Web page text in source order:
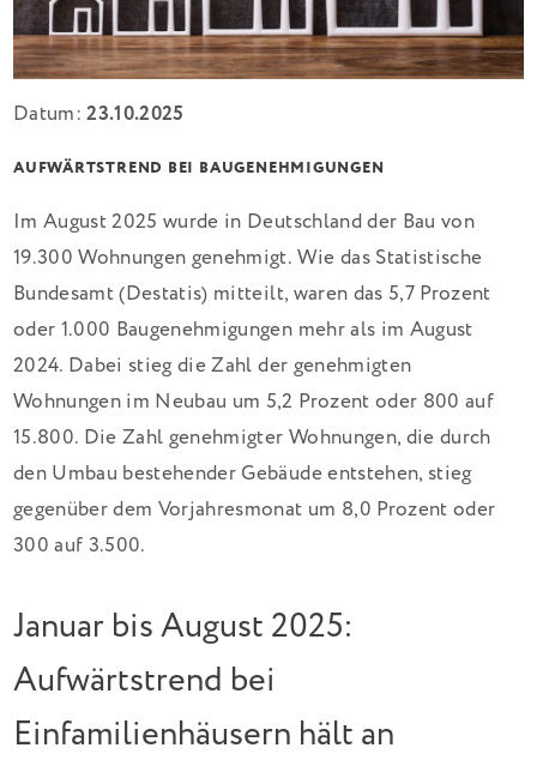
Datum:23.10.2025
AUFWÄRTSTREND BEI BAUGENEHMIGUNGEN
Im August 2025 wurde in Deutschland der Bau von
19.300 Wohnungen genehmigt. Wie das Statistische
Bundesamt (Destatis) mitteilt, waren das 5,7 Prozent
oder 1.000 Baugenehmigungen mehr als im August
2024. Dabei stieg die Zahl der genehmigten
Wohnungen im Neubau um 5,2 Prozent oder 800 auf
15.800. Die Zahl genehmigter Wohnungen, die durch
den Umbau bestehender Gebäude entstehen, stieg
gegenüber dem Vorjahresmonat um 8,0 Prozent oder
300 auf 3.500.
Januar bis August 2025:
Aufwärtstrend bei
Einfamilienhäusern hält an